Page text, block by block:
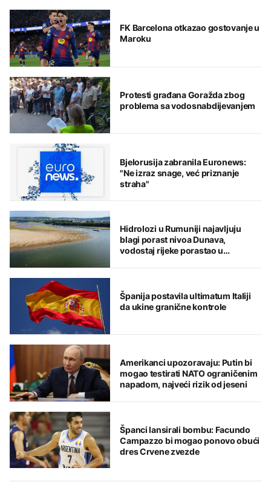
FK Barcelona otkazao gostovanje u
Maroku
Protesti građana Goražda zbog
problema sa vodosnabdijevanjem
Bjelorusija zabranila Euronews:
"Ne izraz snage, već priznanje
straha"
Hidrolozi u Rumuniji najavljuju
blagi porast nivoa Dunava,
vodostaj rijeke porastao u
Španija postavila ultimatum Italiji
da ukine granične kontrole
Amerikanci upozoravaju: Putin bi
mogao testirati NATO ograničenim
napadom, najveći rizik od jeseni
Španci lansirali bombu: Facundo
Campazzo bi mogao ponovo obući
dres Crvene zvezde